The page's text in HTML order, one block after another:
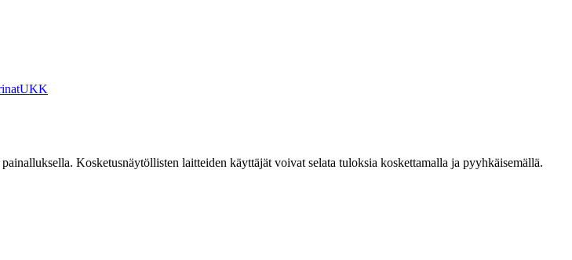
UKK
Kosketusnäytöllisten laitteiden käyttäjät voivat selata tuloksia koskettamalla ja pyyhkäisemällä.